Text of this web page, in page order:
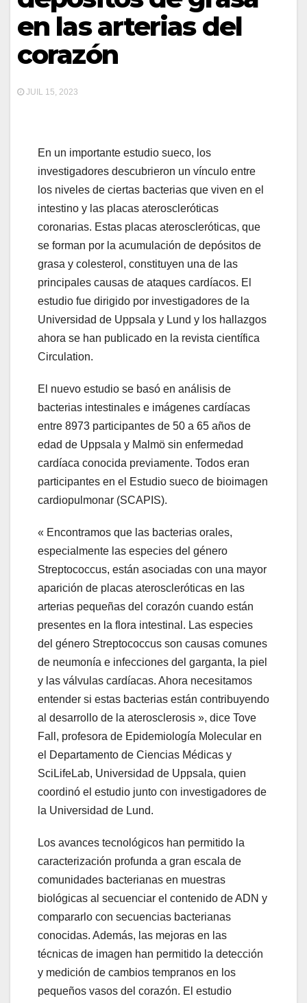
en las arterias del
corazón
JUIL 15, 2023
En un importante estudio sueco, los
investigadores descubrieron un vínculo entre
los niveles de ciertas bacterias que viven en el
intestino y las placas ateroscleróticas
coronarias. Estas placas ateroscleróticas, que
se forman por la acumulación de depósitos de
grasa y colesterol, constituyen una de las
principales causas de ataques cardíacos. El
estudio fue dirigido por investigadores de la
Universidad de Uppsala y Lund y los hallazgos
ahora se han publicado en la revista científica
Circulation.
El nuevo estudio se basó en análisis de
bacterias intestinales e imágenes cardíacas
entre 8973 participantes de 50 a 65 años de
edad de Uppsala y Malmö sin enfermedad
cardíaca conocida previamente. Todos eran
participantes en el Estudio sueco de bioimagen
cardiopulmonar (SCAPIS).
« Encontramos que las bacterias orales,
especialmente las especies del género
Streptococcus, están asociadas con una mayor
aparición de placas ateroscleróticas en las
arterias pequeñas del corazón cuando están
presentes en la flora intestinal. Las especies
del género Streptococcus son causas comunes
de neumonía e infecciones del garganta, la piel
y las válvulas cardíacas. Ahora necesitamos
entender si estas bacterias están contribuyendo
al desarrollo de la aterosclerosis », dice Tove
Fall, profesora de Epidemiología Molecular en
el Departamento de Ciencias Médicas y
SciLifeLab, Universidad de Uppsala, quien
coordinó el estudio junto con investigadores de
la Universidad de Lund.
Los avances tecnológicos han permitido la
caracterización profunda a gran escala de
comunidades bacterianas en muestras
biológicas al secuenciar el contenido de ADN y
compararlo con secuencias bacterianas
conocidas. Además, las mejoras en las
técnicas de imagen han permitido la detección
y medición de cambios tempranos en los
pequeños vasos del corazón. El estudio